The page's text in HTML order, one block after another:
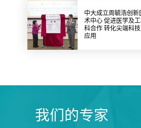
中大成立周毓浩创新
术中心 促进医学及
科合作 转化尖端科
应用
我们的专家